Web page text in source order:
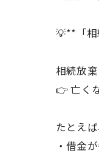
💡**「
相続放棄
👉 亡く
たとえば
・借金